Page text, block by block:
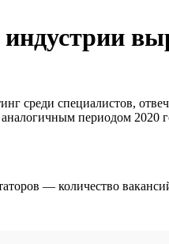
среди специалистов,
периодом 2020
— количество